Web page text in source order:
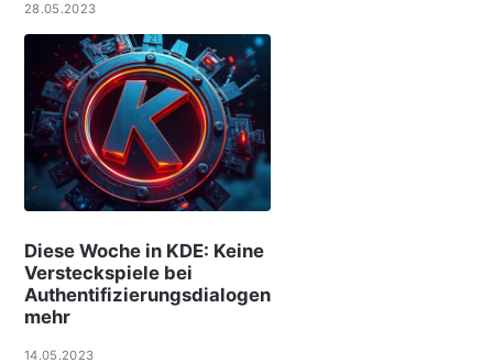
28.05.2023
Diese Woche in KDE: Keine
Versteckspiele bei
Authentifizierungsdialogen
mehr
14.05.2023